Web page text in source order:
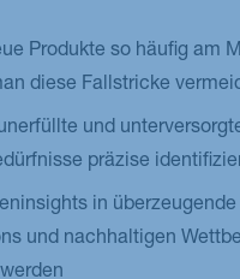
Produkte so häufig am
diese Fallstricke
und
präzise
in überzeugende
und nachhaltigen